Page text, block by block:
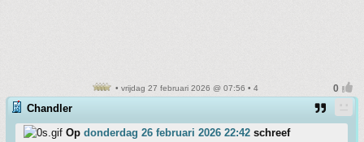
• vrijdag 27 februari 2026 @ 07:56 • 4
Chandler
Op donderdag 26 februari 2026 22:42 schreef